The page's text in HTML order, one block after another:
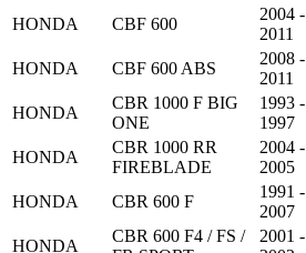
HONDA CBF 600
2004 -
2011
HONDA CBF 600 ABS
2008 -
2011
HONDA
CBR 1000 F BIG
ONE
1993 -
1997
HONDA
CBR 1000 RR
FIREBLADE
2004 -
2005
HONDA CBR 600 F
1991 -
2007
HONDA
CBR 600 F4 / FS /
2001 -